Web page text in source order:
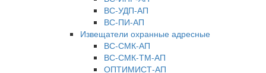
ВС-УДП-АП
ВС-ПИ-АП
Извещатели охранные адресные
ВС-СМК-АП
ВС-СМК-ТМ-АП
ОПТИМИСТ-АП